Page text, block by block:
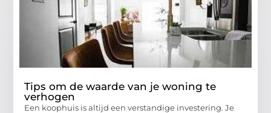
Tips om de waarde van je woning te
verhogen
Een koophuis is altijd een verstandige investering. Je